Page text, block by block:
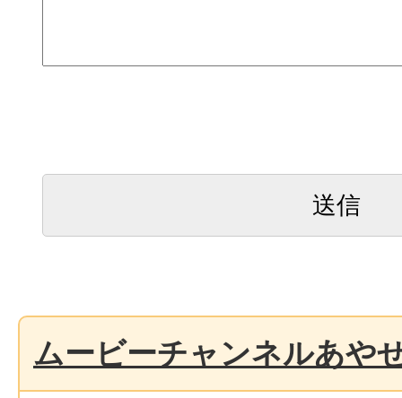
ムービーチャンネルあや